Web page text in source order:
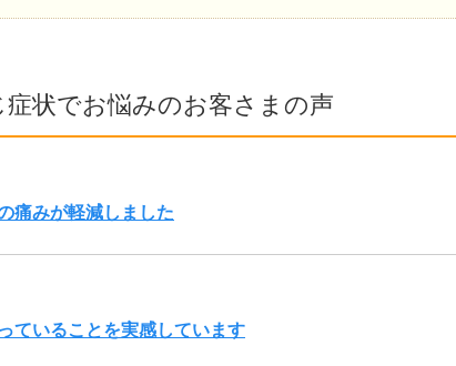
症状でお悩みのお客さまの声
痛みが軽減しました
ていることを実感しています